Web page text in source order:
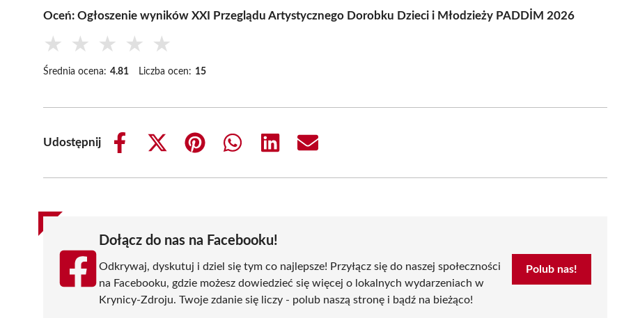
Oceń: Ogłoszenie wyników XXI Przeglądu Artystycznego Dorobku Dzieci i Młodzieży PADDİM 2026
★ ★ ★ ★ ★
Średnia ocena: 4.81 Liczba ocen: 15
Udostępnij
Share
Share
(Twitter)
Share
Share
Share
Share
Dołącz do nas na Facebooku!
Odkrywaj, dyskutuj i dziel się tym co najlepsze! Przyłącz się do naszej społeczności
na Facebooku, gdzie możesz dowiedzieć się więcej o lokalnych wydarzeniach w
Krynicy-Zdroju. Twoje zdanie się liczy - polub naszą stronę i bądź na bieżąco!
Polub nas!